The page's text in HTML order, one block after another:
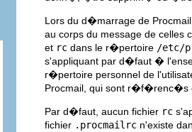
Lors du d�marrage de
au corps du message de celles
et rc dans le r�pertoire /etc/
s'appliquant par d�faut �
r�pertoire personnel de
Procmail, qui sont r�f�renc�s
Par d�faut, aucun fichier rc
fichier .procmailrc n'existe